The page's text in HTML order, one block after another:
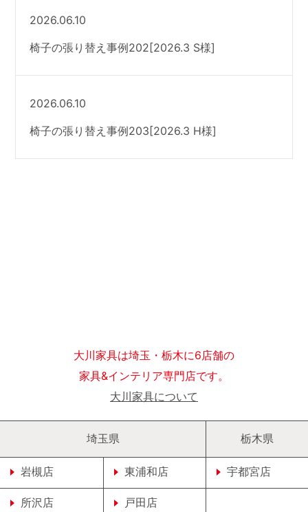
2026.06.10
椅子の張り替え事例202[2026.3 S様]
2026.06.10
椅子の張り替え事例203[2026.3 H様]
大川家具は埼玉・栃木に6店舗の
家具&インテリア専門店です。
大川家具について
埼玉県
岩槻店 東浦和店
所沢店 戸田店
栃木県
宇都宮店